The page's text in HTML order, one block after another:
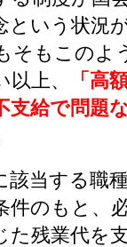
という状況
そもこのよ
上、
「高
支給で問題
該当する職
件のもと、
た残業代を